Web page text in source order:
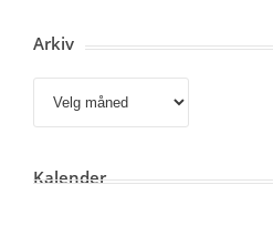
Arkiv
Kalender